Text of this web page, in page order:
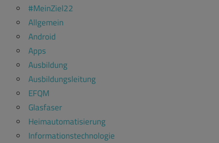
#MeinZiel22
Allgemein
Android
Apps
Ausbildung
Ausbildungsleitung
EFQM
Glasfaser
Heimautomatisierung
Informationstechnologie